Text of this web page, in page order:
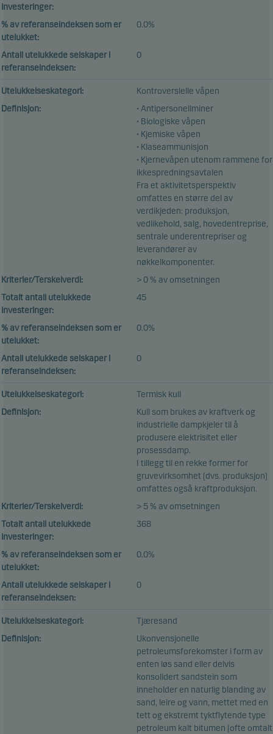
investeringer:
% av referanseindeksen som er
utelukket:
0.0%
Antall utelukkede selskaper i
referanseindeksen:
0
Utelukkelseskategori:
Kontroversielle våpen
Definisjon:
• Antipersonellminer
• Biologiske våpen
• Kjemiske våpen
• Klaseammunisjon
• Kjernevåpen utenom rammene for
ikkespredningsavtalen
Fra et aktivitetsperspektiv
omfattes en større del av
verdikjeden: produksjon,
vedlikehold, salg, hovedentreprise,
sentrale underentrepriser og
leverandører av
nøkkelkomponenter.
Kriterier/Terskelverdi:
> 0 % av omsetningen
Totalt antall utelukkede
investeringer:
45
% av referanseindeksen som er
utelukket:
0.0%
Antall utelukkede selskaper i
referanseindeksen:
0
Utelukkelseskategori:
Termisk kull
Definisjon:
Kull som brukes av kraftverk og
industrielle dampkjeler til å
produsere elektrisitet eller
prosessdamp.
I tillegg til en rekke former for
gruvevirksomhet (dvs. produksjon)
omfattes også kraftproduksjon.
Kriterier/Terskelverdi:
> 5 % av omsetningen
Totalt antall utelukkede
investeringer:
368
% av referanseindeksen som er
utelukket:
0.0%
Antall utelukkede selskaper i
referanseindeksen:
0
Utelukkelseskategori:
Tjæresand
Definisjon:
Ukonvensjonelle
petroleumsforekomster i form av
enten løs sand eller delvis
konsolidert sandstein som
inneholder en naturlig blanding av
sand, leire og vann, mettet med en
tett og ekstremt tyktflytende type
petroleum kalt bitumen (ofte omtalt